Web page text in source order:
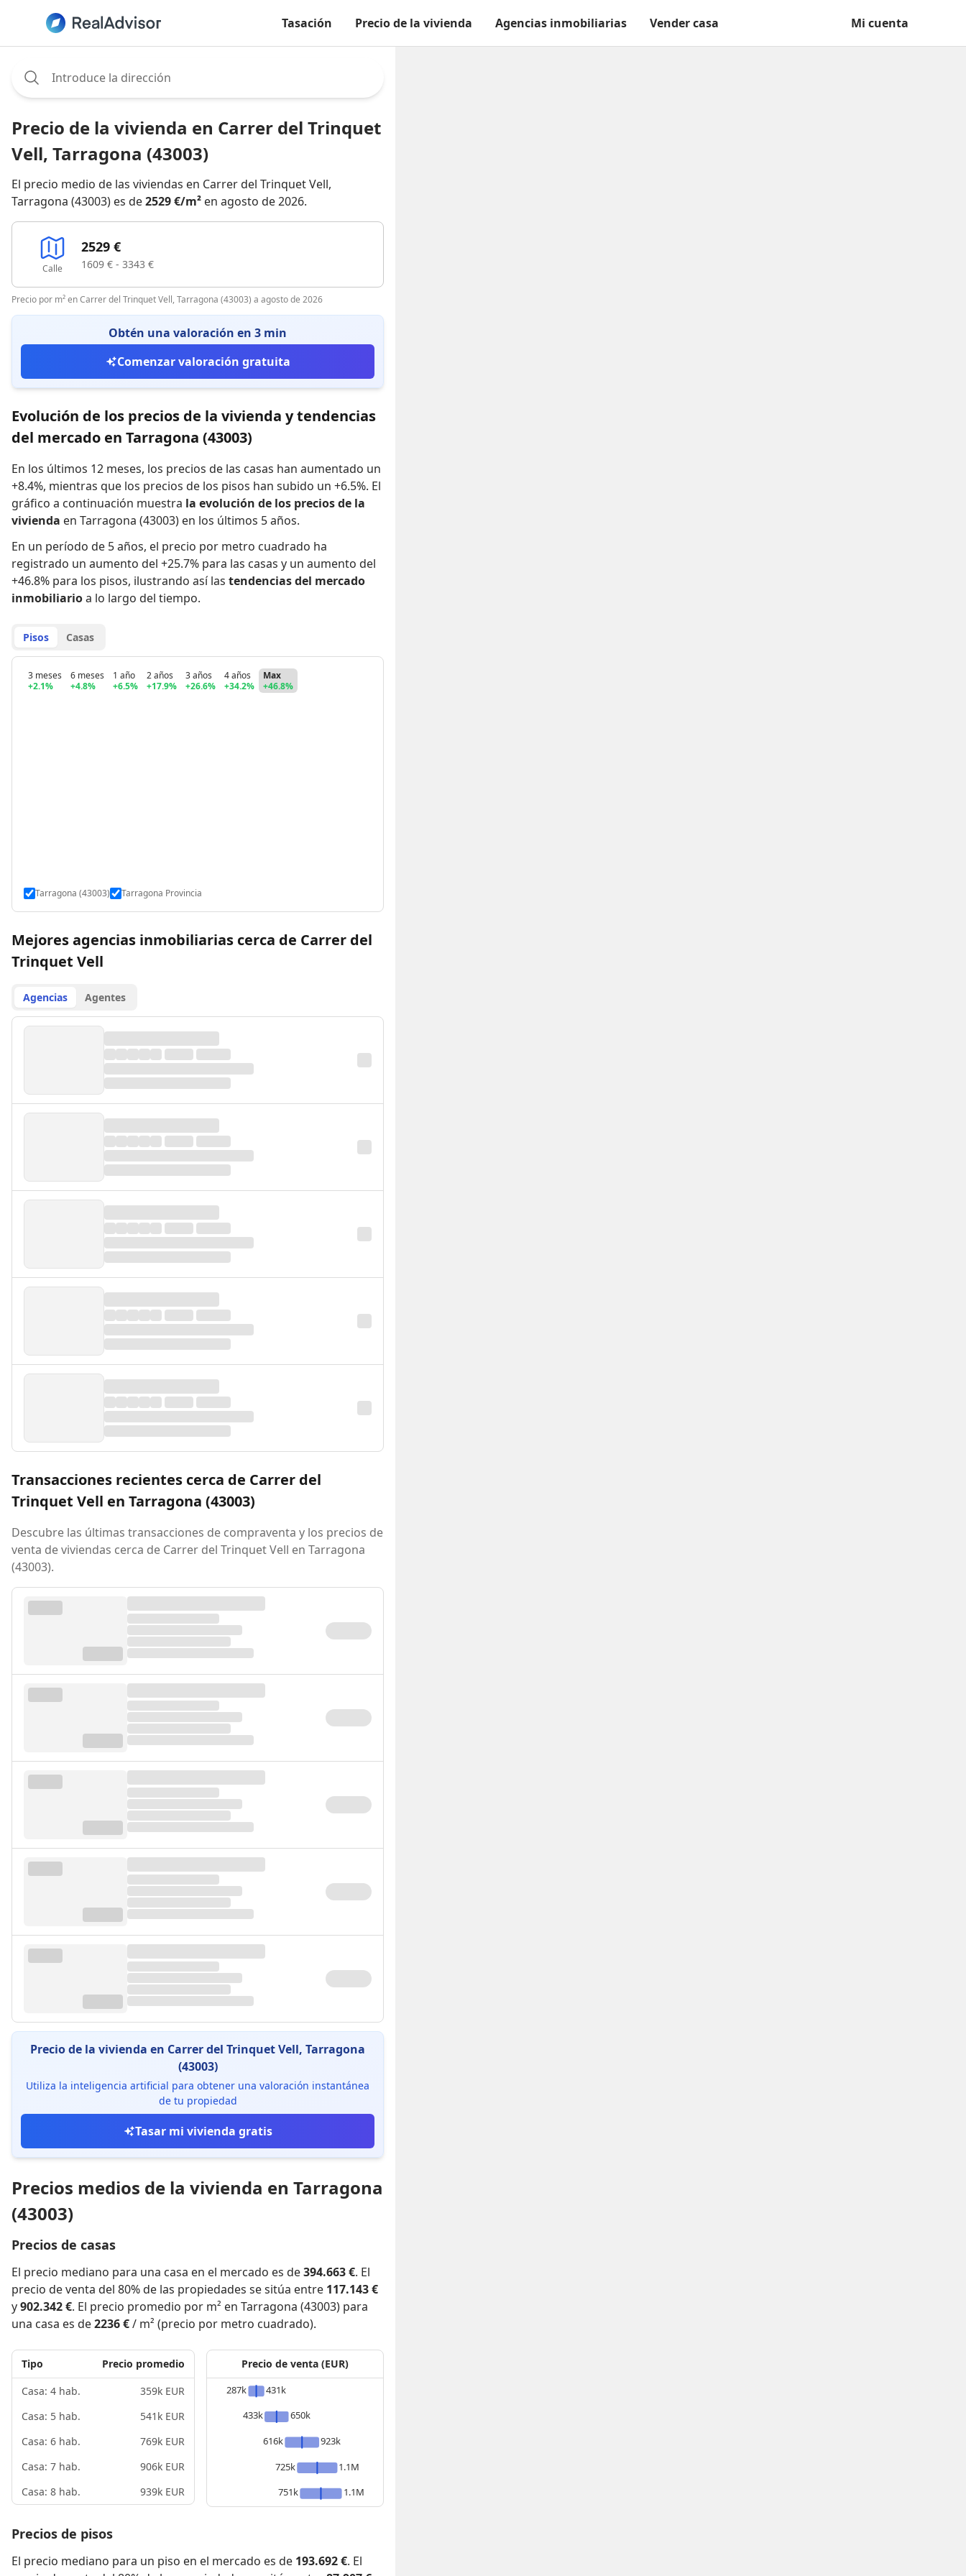
Tasación Precio de la vivienda Agencias inmobiliarias Vender casa Mi cuenta
Precio de la vivienda en Carrer del Trinquet
Vell, Tarragona (43003)
El precio medio de las viviendas en Carrer del Trinquet Vell,
Tarragona (43003) es de2529 €/m² en agosto de 2026.
Calle
2529 €
1609 € - 3343 €
Precio por m² en Carrer del Trinquet Vell, Tarragona (43003) a agosto de 2026
Obtén una valoración en 3 min
Comenzar valoración gratuita
Evolución de los precios de la vivienda y tendencias
del mercado en Tarragona (43003)
En los últimos 12 meses, los precios de las casas han aumentado un
+8.4%, mientras que los precios de los pisos han subido un +6.5%. El
gráfico a continuación muestra la evolución de los precios de la
vivienda en Tarragona (43003) en los últimos 5 años.
En un período de 5 años, el precio por metro cuadrado ha
registrado un aumento del +25.7% para las casas y un aumento del
+46.8% para los pisos, ilustrando así las tendencias del mercado
inmobiliarioa lo largo del tiempo.
Pisos Casas
3 meses
+2.1%
6 meses
+4.8%
1 año
+6.5%
2 años
+17.9%
3 años
+26.6%
4 años
+34.2%
Max
+46.8%
Tarragona (43003) Tarragona Provincia
Mejores agencias inmobiliarias cerca de Carrer del
Trinquet Vell
Agencias Agentes
Transacciones recientes cerca de Carrer del
Trinquet Vell en Tarragona (43003)
Descubre las últimas transacciones de compraventa y los precios de
venta de viviendas cerca de Carrer del Trinquet Vell en Tarragona
(43003).
Precio de la vivienda en Carrer del Trinquet Vell, Tarragona
(43003)
Utiliza la inteligencia artificial para obtener una valoración instantánea
de tu propiedad
Tasar mi vivienda gratis
Precios medios de la vivienda en Tarragona
(43003)
Precios de casas
El precio mediano para una casa en el mercado es de394.663 €. El
precio de venta del 80% de las propiedades se sitúa entre 117.143 €
y902.342 €. El precio promedio por m² en Tarragona (43003) para
una casa es de2236 €/ m² (precio por metro cuadrado).
Tipo
Precio promedio
Casa: 4 hab.
359k EUR
Casa: 5 hab.
541k EUR
Casa: 6 hab.
769k EUR
Casa: 7 hab.
906k EUR
Casa: 8 hab.
939k EUR
Precio de venta (EUR)
287k
431k
433k
650k
616k
923k
725k
1.1M
751k
1.1M
Precios de pisos
El precio mediano para un piso en el mercado es de 193.692 €. El